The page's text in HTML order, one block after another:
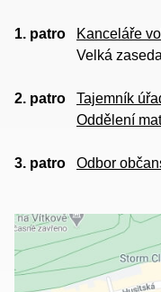
1. patro
Kanceláře
Velká
2. patro
Tajemník
Oddělení
3. patro Odbor